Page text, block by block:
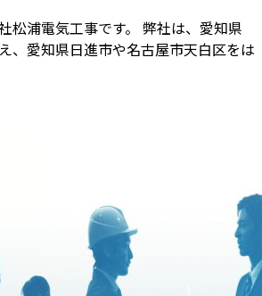
松浦電気工事です。 弊社は、愛知県
、愛知県日進市や名古屋市天白区をは